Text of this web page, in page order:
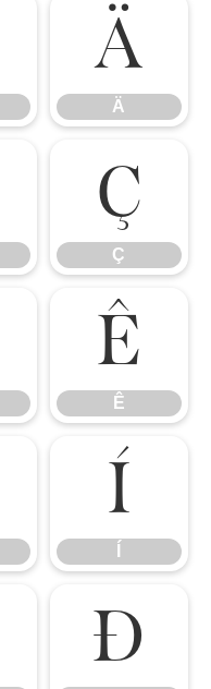
Ä
Ä
Ç
Ç
Ê
Ê
Í
Ð